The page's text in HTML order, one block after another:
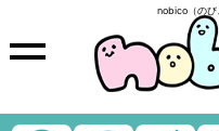
nobico（のび